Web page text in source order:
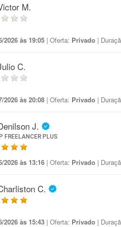
M.
2026 às 19:05 | Oferta: Privado |
C.
2026 às 20:08 | Oferta: Privado |
J.
FREELANCER PLUS
2026 às 13:16 | Oferta: Privado |
C.
2026 às 15:43 | Oferta: Privado |